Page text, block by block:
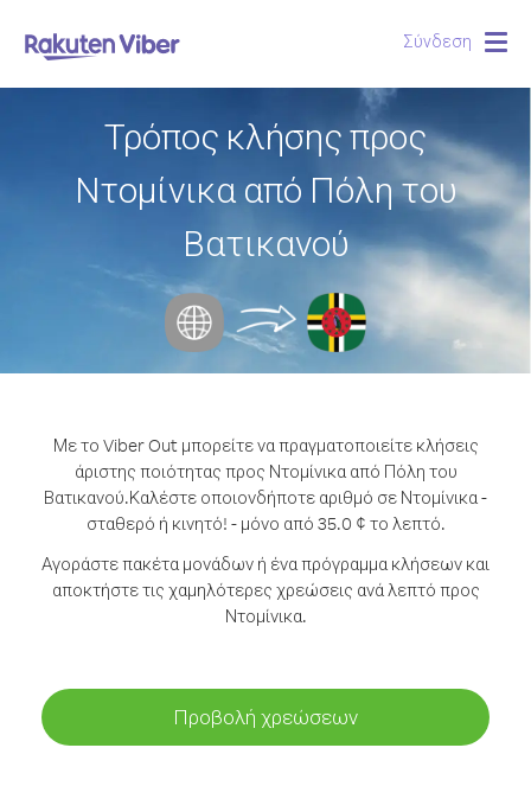
Σύνδεση
Τρόπος κλήσης προς
Ντομίνικα από Πόλη του
Βατικανού
Με το Viber Out μπορείτε να πραγματοποιείτε κλήσεις
άριστης ποιότητας προς Ντομίνικα από Πόλη του
Βατικανού.Καλέστε οποιονδήποτε αριθμό σε Ντομίνικα -
σταθερό ή κινητό! - μόνο από 35.0 ¢ το λεπτό.
Αγοράστε πακέτα μονάδων ή ένα πρόγραμμα κλήσεων και
αποκτήστε τις χαμηλότερες χρεώσεις ανά λεπτό προς
Ντομίνικα.
Προβολή χρεώσεων